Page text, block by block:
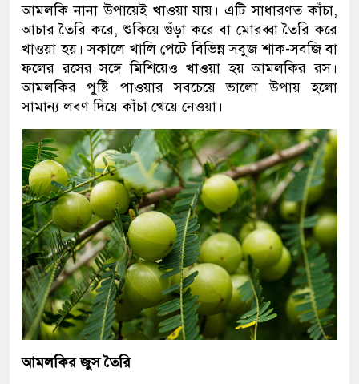
আমলকি নানা উপায়েই খাওয়া যায়। এটি সাধারণত কাঁচা,
আচার তৈরি করে, শুকিয়ে গুঁড়া করে বা মোরব্বা তৈরি করে
খাওয়া হয়। সকালে খালি পেটে বিভিন্ন সবুজ শাক-সবজি বা
ফলের রসের সঙ্গে মিশিয়েও খাওয়া হয় আমলকির রস।
আমলকির পুষ্টি পাওয়ার সবচেয়ে ভালো উপায় হলো
সামান্য লবণ দিয়ে কাঁচা খেয়ে নেওয়া।
আমলকির জুস তৈরি